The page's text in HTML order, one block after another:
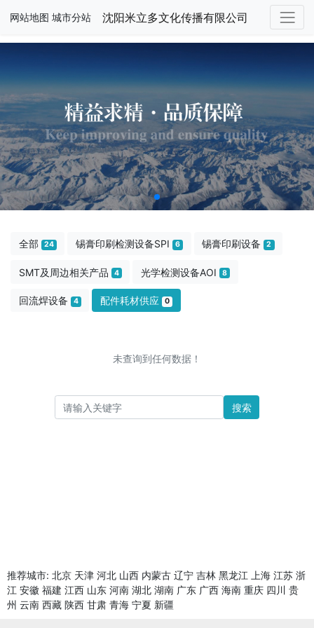
网站地图 城市分站 沈阳米立多文化传播有限公司
全部 24 锡膏印刷检测设备SPI 6 锡膏印刷设备 2
SMT及周边相关产品 4 光学检测设备AOI 8
回流焊设备 4 配件耗材供应 0
未查询到任何数据！
搜索
推荐城市: 北京 天津 河北 山西 内蒙古 辽宁 吉林 黑龙江 上海 江苏 浙
江 安徽 福建 江西 山东 河南 湖北 湖南 广东 广西 海南 重庆 四川 贵
州 云南 西藏 陕西 甘肃 青海 宁夏 新疆